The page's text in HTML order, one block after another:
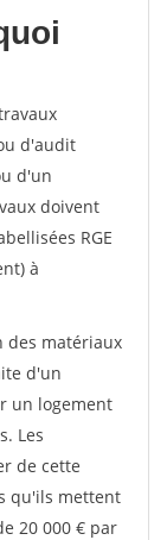
d'audit
d'un
doivent
RGE
à
des matériaux
d'un
un logement
Les
de cette
qu'ils mettent
20 000 € par